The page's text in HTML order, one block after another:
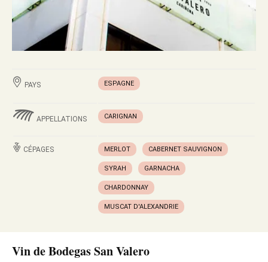
PAYS ESPAGNE
APPELLATIONS CARIGNAN
CÉPAGES MERLOT CABERNET SAUVIGNON
SYRAH GARNACHA
CHARDONNAY
MUSCAT D'ALEXANDRIE
Vin de Bodegas San Valero